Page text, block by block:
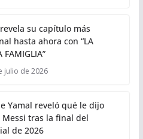
su capítulo más
hasta ahora con “LA
FAMIGLIA”
julio de 2026
Yamal reveló qué le dijo
Messi tras la final del
de 2026